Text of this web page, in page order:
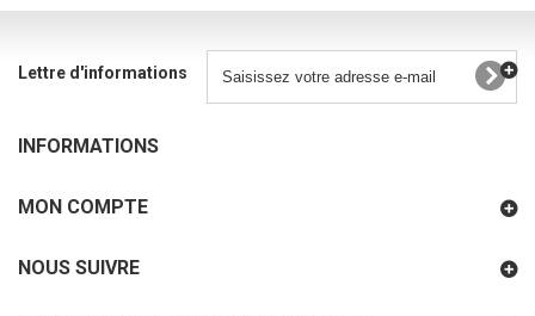
Lettre d'informations
INFORMATIONS
MON COMPTE
NOUS SUIVRE